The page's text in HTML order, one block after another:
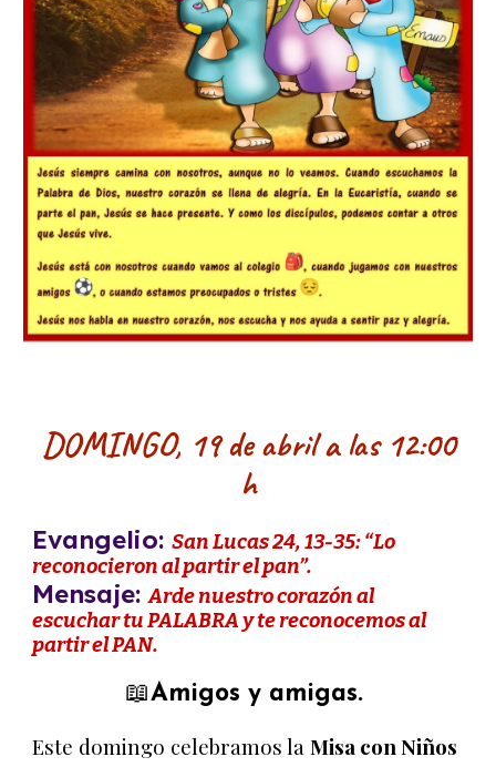
DOMINGO, 19 de abril a las 12:00
h
Evangelio: San Lucas 24, 13-35: “Lo
reconocieron al partir el pan”.
Mensaje: Arde nuestro corazón al
escuchar tu PALABRA y te reconocemos al
partir el PAN.
📖Amigos y amigas.
Este domingo celebramos laMisa con Niños